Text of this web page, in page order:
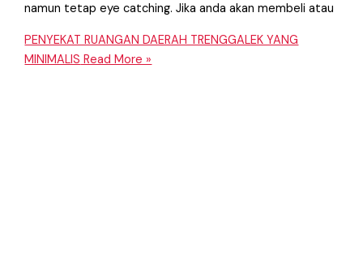
namun tetap eye catching. Jika anda akan membeli atau
PENYEKAT RUANGAN DAERAH TRENGGALEK YANG
MINIMALIS Read More »